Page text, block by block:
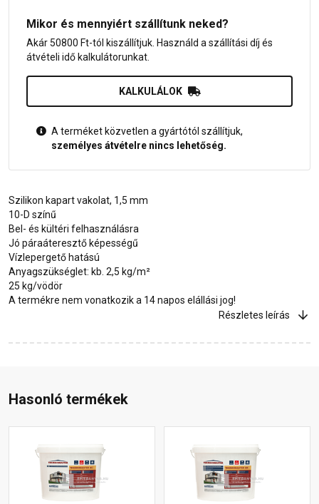
Mikor és mennyiért szállítunk neked?
Akár 50800 Ft-tól kiszállítjuk. Használd a szállítási díj és
átvételi idő kalkulátorunkat.
KALKULÁLOK
A terméket közvetlen a gyártótól szállítjuk,
személyes átvételre nincs lehetőség.
Szilikon kapart vakolat, 1,5 mm
10-D színű
Bel- és kültéri felhasználásra
Jó páraáteresztő képességű
Vízlepergető hatású
Anyagszükséglet: kb. 2,5 kg/m²
25 kg/vödör
A termékre nem vonatkozik a 14 napos elállási jog!
Részletes leírás
Hasonló termékek